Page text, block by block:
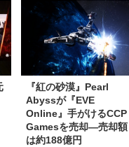
『紅の砂漠』Pearl
Abyssが『EVE
Online』手がけるCCP
Gamesを売却―売却額
は約188億円